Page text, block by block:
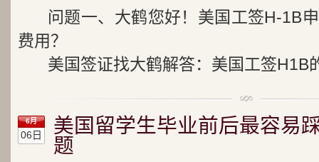
问题一、大鹤您好！美国工签H-1B
费用？
美国签证找大鹤解答：美国工签H1B
6月
06日
美国留学生毕业前后最容易
题